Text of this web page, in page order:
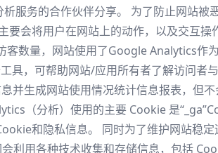
服务的合作伙伴分享。 为了防止网站
要会将用户在网站上的动作，以及交互
客数量，网站使用了Google Analytics作
具，可帮助网站/应用所有者了解访问者
并生成网站使用情况统计信息报表，但
（分析）使用的主要 Cookie 是
和隐私信息。 同时为了维护网站稳
利用各种技术收集和存储信息，包括